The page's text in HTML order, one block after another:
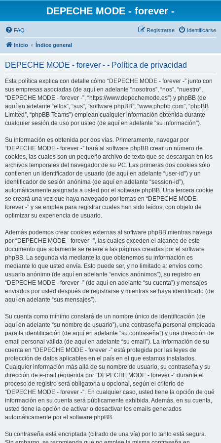
DEPECHE MODE - forever -
FAQ Identificarse
Registrarse
Inicio Índice general
DEPECHE MODE - forever - - Política de privacidad
Esta política explica con detalle cómo “DEPECHE MODE - forever -” junto con
sus empresas asociadas (de aquí en adelante “nosotros”, “nos”, “nuestro”,
“DEPECHE MODE - forever -”, “https://www.depechemode.es”) y phpBB (de
aquí en adelante “ellos”, “sus”, “software phpBB”, “www.phpbb.com”, “phpBB
Limited”, “phpBB Teams”) emplean cualquier información obtenida durante
cualquier sesión de uso por usted (de aquí en adelante “su información”).
Su información es obtenida por dos vías. Primeramente, navegar por
“DEPECHE MODE - forever -” hará al software phpBB crear un número de
cookies, las cuales son un pequeño archivo de texto que se descargan en los
archivos temporales del navegador de su PC. Las primeras dos cookies sólo
contienen un identificador de usuario (de aquí en adelante “user-id”) y un
identificador de sesión anónima (de aquí en adelante “session-id”),
automáticamente asignada a usted por el software phpBB. Una tercera cookie
se creará una vez que haya navegado por temas en “DEPECHE MODE -
forever -” y se emplea para registrar cuales han sido leídos, con objeto de
optimizar su experiencia de usuario.
Además podemos crear cookies externas al software phpBB mientras navega
por “DEPECHE MODE - forever -”, las cuales exceden el alcance de este
documento que solamente se refiere a las páginas creadas por el software
phpBB. La segunda vía mediante la que obtenemos su información es
mediante lo que usted envía. Esto puede ser, y no limitado a: envíos como
usuario anónimo (de aquí en adelante “envíos anónimos”), su registro en
“DEPECHE MODE - forever -” (de aquí en adelante “su cuenta”) y mensajes
enviados por usted después de registrarse y mientras se haya identificado (de
aquí en adelante “sus mensajes”).
Su cuenta como mínimo constará de un nombre único de identificación (de
aquí en adelante “su nombre de usuario”), una contraseña personal empleada
para la identificación (de aquí en adelante “su contraseña”) y una dirección de
email personal válida (de aquí en adelante “su email”). La información de su
cuenta en “DEPECHE MODE - forever -” está protegida por las leyes de
protección de datos aplicables en el país en el que estamos instalados.
Cualquier información más allá de su nombre de usuario, su contraseña y su
dirección de e-mail requerida por “DEPECHE MODE - forever -” durante el
proceso de registro será obligatoria u opcional, según el criterio de
“DEPECHE MODE - forever -”. En cualquier caso, usted tiene la opción de qué
información en su cuenta será públicamente exhibida. Además, en su cuenta,
usted tiene la opción de activar o desactivar los emails generados
automáticamente por el software phpBB.
Su contraseña está encriptada (cifrado de una vía) por lo tanto está segura.